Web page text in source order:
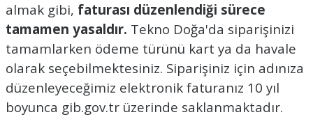
almak gibi, faturası düzenlendiği sürece
tamamen yasaldır. Tekno Doğa'da siparişinizi
tamamlarken ödeme türünü kart ya da havale
olarak seçebilmektesiniz. Siparişiniz için adınıza
düzenleyeceğimiz elektronik faturanız 10 yıl
boyunca gib.gov.tr üzerinde saklanmaktadır.